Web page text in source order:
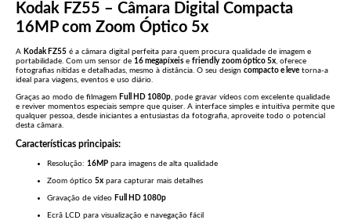
Kodak FZ55 – Câmara Digital Compacta
16MP com Zoom Óptico 5x
A Kodak FZ55 é a câmara digital perfeita para quem procura qualidade de imagem e
portabilidade. Com um sensor de 16 megapíxeis e friendly zoom óptico 5x, oferece
fotografias nítidas e detalhadas, mesmo à distância. O seu design compacto e leve torna-a
ideal para viagens, eventos e uso diário.
Graças ao modo de filmagem Full HD 1080p, pode gravar vídeos com excelente qualidade
e reviver momentos especiais sempre que quiser. A interface simples e intuitiva permite que
qualquer pessoa, desde iniciantes a entusiastas da fotografia, aproveite todo o potencial
desta câmara.
Características principais:
Resolução: 16MP para imagens de alta qualidade
Zoom óptico 5x para capturar mais detalhes
Gravação de vídeo Full HD 1080p
Ecrã LCD para visualização e navegação fácil